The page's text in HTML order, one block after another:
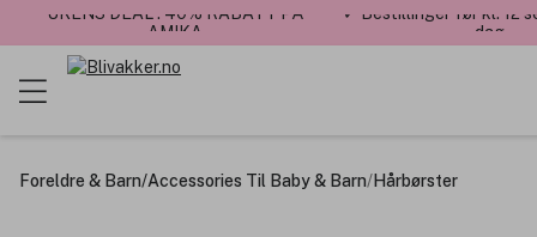
UKENS DEAL : 40% RABATT PÅ
AMIKA
✓ Bestillinger før kl. 12
dag
Foreldre & Barn/Accessories Til Baby & Barn/Hårbørster